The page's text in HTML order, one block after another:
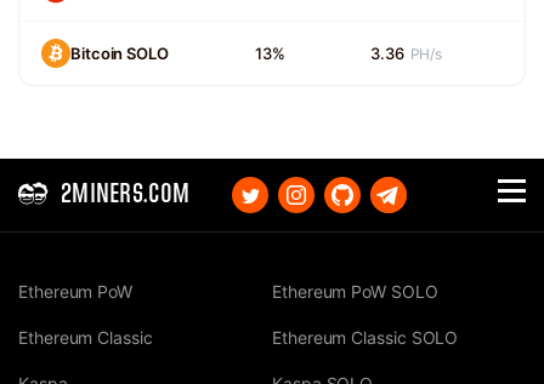
Bitcoin SOLO 13% 3.36 PH/s
2MINERS.COM
Ethereum PoW
Ethereum Classic
Ethereum PoW SOLO
Ethereum Classic SOLO